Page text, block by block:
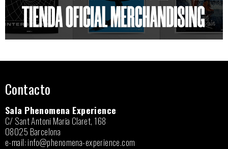
Contacto
Sala Phenomena Experience
C/ Sant Antoni Maria Claret, 168
08025 Barcelona
e-mail:info@phenomena-experience.com